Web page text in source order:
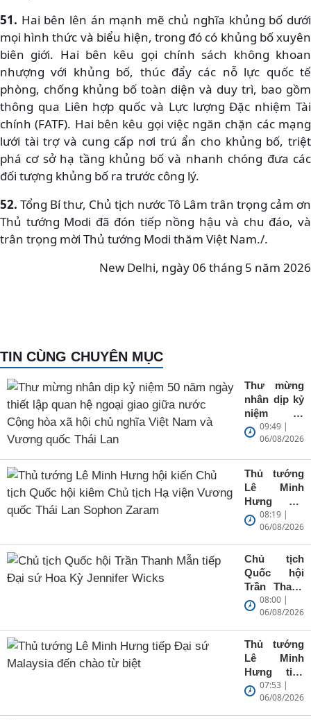
51. Hai bên lên án mạnh mẽ chủ nghĩa khủng bố dưới
mọi hình thức và biểu hiện, trong đó có khủng bố xuyên
biên giới. Hai bên kêu gọi chính sách không khoan
nhượng với khủng bố, thúc đẩy các nỗ lực quốc tế
phòng, chống khủng bố toàn diện và duy trì, bao gồm
thông qua Liên hợp quốc và Lực lượng Đặc nhiệm Tài
chính (FATF). Hai bên kêu gọi việc ngăn chặn các mạng
lưới tài trợ và cung cấp nơi trú ẩn cho khủng bố, triệt
phá cơ sở hạ tầng khủng bố và nhanh chóng đưa các
đối tượng khủng bố ra trước công lý.
52. Tổng Bí thư, Chủ tịch nước Tô Lâm trân trọng cảm ơn
Thủ tướng Modi đã đón tiếp nồng hậu và chu đáo, và
trân trọng mời Thủ tướng Modi thăm Việt Nam./.
New Delhi, ngày 06 tháng 5 năm 2026
TIN CÙNG CHUYÊN MỤC
Thư mừng
nhân dịp kỷ
niệm 50
năm ngày
thiết lập
ngoại giao
giữa nước
Cộng hòa
xã hội chủ
nghĩa Việt
quốc Thái
Lan
09:49 |
06/08/2026
Thủ tướng
Lê Minh
Hưng hội
kiến Chủ
tịch Quốc
hội kiêm
Chủ tịch Hạ
viện Vương
quốc Thái
Lan Sophon
Zaram
08:19 |
06/08/2026
Chủ tịch
Quốc hội
Trần Thanh
Mẫn tiếp
Đại sứ Hoa
Kỳ Jennifer
Wicks
08:00 |
06/08/2026
Thủ tướng
Lê Minh
Hưng tiếp
Đại sứ
Malaysia
đến chào từ
07:53 |
06/08/2026